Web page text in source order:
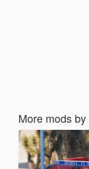
More mods by